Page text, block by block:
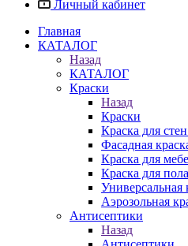
Личный кабинет
Главная
КАТАЛОГ
Назад
КАТАЛОГ
Краски
Назад
Краски
Краска для
Фасадная
Краска для
Краска для пола
Универсальная
Аэрозольная
Антисептики
Назад